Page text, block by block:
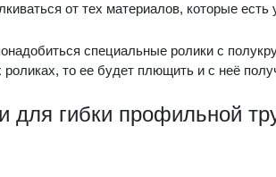
от тех материалов, которые есть
специальные ролики с
то ее будет плющить и с неё
для гибки профильной